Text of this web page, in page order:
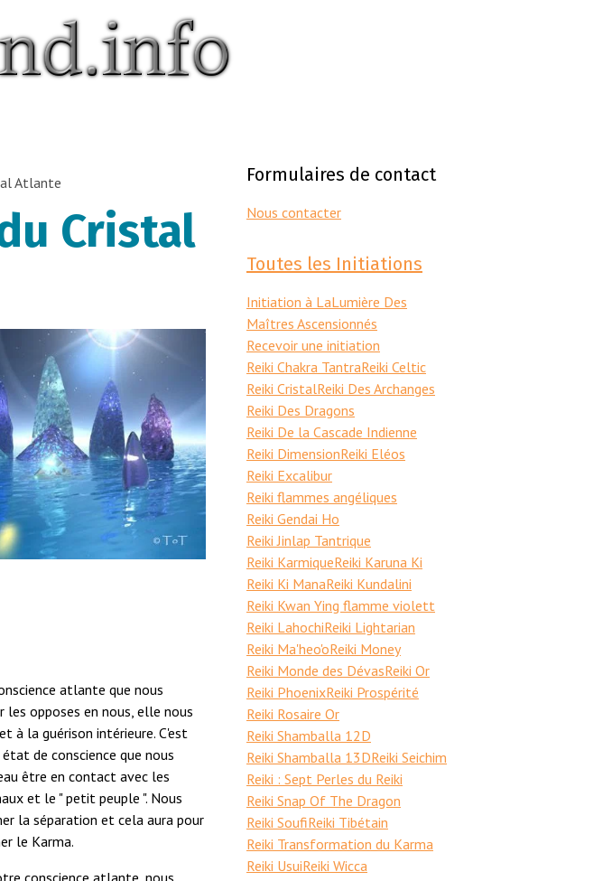
Atlante
Cristal
atlante que nous
les opposes en nous, elle nous
à la guérison intérieure. C'est
de conscience que nous
être en contact avec les
et le " petit peuple ". Nous
la séparation et cela aura pour
le Karma.
conscience atlante, nous
Formulaires de contact
Nous contacter
Toutes les Initiations
Initiation à LaLumière Des
Maîtres Ascensionnés
Recevoir une initiation
Reiki Chakra TantraReiki Celtic
Reiki CristalReiki Des Archanges
Reiki Des Dragons
Reiki De la Cascade Indienne
Reiki DimensionReiki Eléos
Reiki Excalibur
Reiki flammes angéliques
Reiki Gendai Ho
Reiki Jinlap Tantrique
Reiki KarmiqueReiki Karuna Ki
Reiki Ki ManaReiki Kundalini
Reiki Kwan Ying flamme violett
Reiki LahochiReiki Lightarian
Reiki Ma'heo'oReiki Money
Reiki Monde des DévasReiki Or
Reiki PhoenixReiki Prospérité
Reiki Rosaire Or
Reiki Shamballa 12D
Reiki Shamballa 13DReiki Seichim
Reiki : Sept Perles du Reiki
Reiki Snap Of The Dragon
Reiki SoufiReiki Tibétain
Reiki Transformation du Karma
Reiki UsuiReiki Wicca